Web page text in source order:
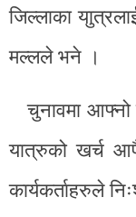
जिल्लाका
मल्लले भने ।
चुनावमा आफ्नो
यात्रुको खर्च
कार्यकर्ताहरुले